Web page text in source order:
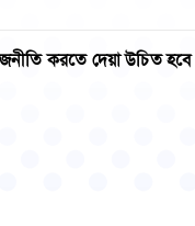
করতে দেয়া উচিত হবে